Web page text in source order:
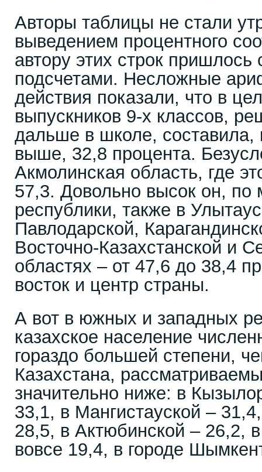
Авторы таблицы не стали
выведением процентного
автору этих строк пришлось
подсчетами. Несложные
действия показали, что в
выпускников 9-х классов,
дальше в школе, составила,
выше, 32,8 процента.
Акмолинская область, где
57,3. Довольно высок он,
республики, также в
Павлодарской,
Восточно-Казахстанской и
областях – от 47,6 до 38,4
восток и центр страны.
А вот в южных и западных
казахское население
гораздо большей степени,
Казахстана,
значительно ниже: в
33,1, в Мангистауской –
28,5, в Актюбинской – 26,2,
вовсе 19,4, в городе